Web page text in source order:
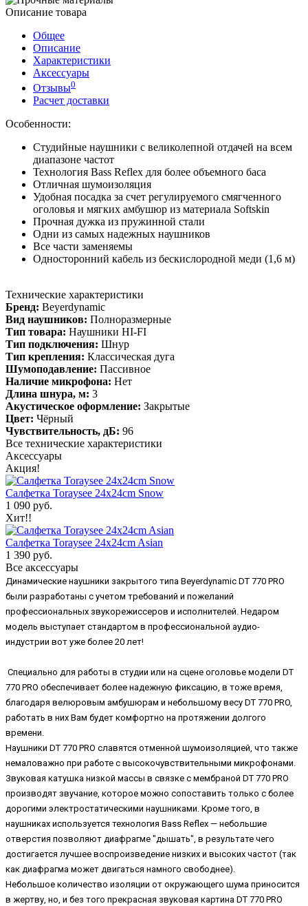
Описание товара
Общее
Описание
Характеристики
Аксессуары
Отзывы0
Расчет доставки
Особенности:
Студийные наушники с великолепной отдачей на всем
диапазоне частот
Технология Bass Reflex для более объемного баса
Отличная шумоизоляция
Удобная посадка за счет регулируемого смягченного
оголовья и мягких амбушюр из материала Softskin
Прочная дужка из пружинной стали
Одни из самых надежных наушников
Все части заменяемы
Односторонний кабель из бескислородной меди (1,6 м)
Технические характеристики
Бренд: Beyerdynamic
Вид наушников: Полноразмерные
Тип товара: Наушники HI-FI
Тип подключения: Шнур
Тип крепления: Классическая дуга
Шумоподавление: Пассивное
Наличие микрофона: Нет
Длина шнура, м: 3
Акустическое оформление: Закрытые
Цвет: Чёрный
Чувствительность, дБ: 96
Все технические характеристики
Аксессуары
Акция!
Салфетка Toraysee 24x24cm Snow
1 090 руб.
Хит!!
Салфетка Toraysee 24x24cm Asian
1 390 руб.
Все аксессуары
Динамические наушники закрытого типа Beyerdynamic DT 770 PRO
были разработаны с учетом требований и пожеланий
профессиональных звукорежиссеров и исполнителей. Недаром
модель выступает стандартом в профессиональной аудио-
индустрии вот уже более 20 лет!
Специально для работы в студии или на сцене оголовье модели DT
770 PRO обеспечивает более надежную фиксацию, в тоже время,
благодаря велюровым амбушюрам и небольшому весу DT 770 PRO,
работать в них Вам будет комфортно на протяжении долгого
времени.
Наушники DT 770 PRO славятся отменной шумоизоляцией, что также
немаловажно при работе с высокочувствительными микрофонами.
Звуковая катушка низкой массы в связке с мембраной DT 770 PRO
производят звучание, которое можно сопоставить только с более
дорогими электростатическими наушниками. Кроме того, в
наушниках используется технология Bass Reflex — небольшие
отверстия позволяют диафрагме "дышать", в результате чего
достигается лучшее воспроизведение низких и высоких частот (так
как диафрагма может двигаться намного свободнее).
Небольшое количество изоляции от окружающего шума приносится
в жертву, но, и без того прекрасная звуковая картина DT 770 PRO